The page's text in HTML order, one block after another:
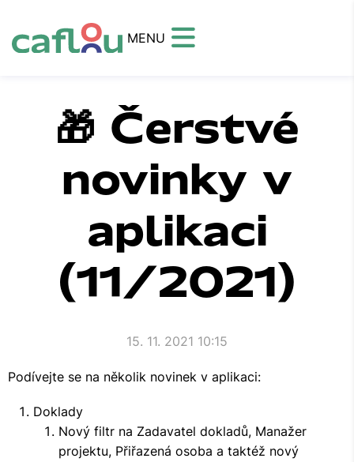
MENU
🎁 Čerstvé
novinky v
aplikaci
(11/2021)
15. 11. 2021 10:15
Podívejte se na několik novinek v aplikaci:
Doklady
Nový filtr na Zadavatel dokladů, Manažer
projektu, Přiřazená osoba a taktéž nový